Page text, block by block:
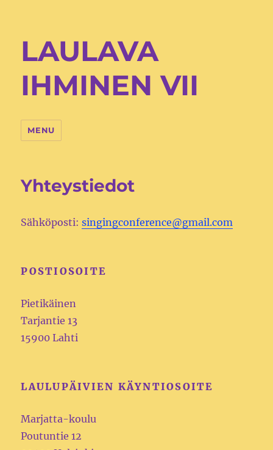
LAULAVA
IHMINEN VII
MENU
Yhteystiedot
Sähköposti:singingconference@gmail.com
POSTIOSOITE
Pietikäinen
Tarjantie 13
15900 Lahti
LAULUPÄIVIEN KÄYNTIOSOITE
Marjatta-koulu
Poutuntie 12